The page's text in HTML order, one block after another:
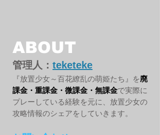
ABOUT
管理人： teketeke
『放置少女～百花繚乱の萌姫たち』を廃
課金・重課金・微課金・無課金で実際に
プレーしている経験を元に、放置少女の
攻略情報のシェアをしていきます。